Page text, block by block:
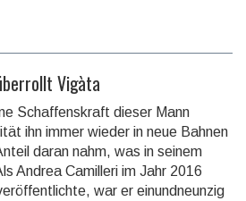
Vigàta
Schaffenskraft dieser Mann
ihn immer wieder in neue Bahnen
daran nahm, was in seinem
Andrea Camil­leri im Jahr 2016
war er einund­neunzig